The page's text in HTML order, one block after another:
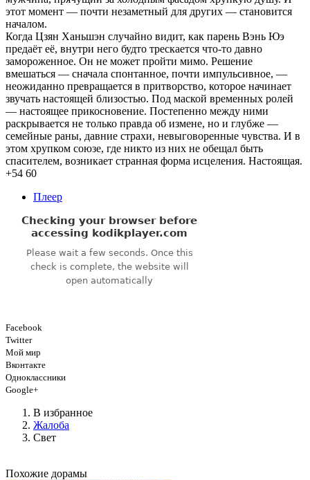
этот момент — почти незаметный для других — становится
началом.
Когда Цзян Ханьшэн случайно видит, как парень Вэнь Юэ
предаёт её, внутри него будто трескается что-то давно
замороженное. Он не может пройти мимо. Решение
вмешаться — сначала спонтанное, почти импульсивное, —
неожиданно превращается в притворство, которое начинает
звучать настоящей близостью. Под маской временных ролей
— настоящее прикосновение. Постепенно между ними
раскрывается не только правда об измене, но и глубже —
семейные раны, давние страхи, невыговоренные чувства. И в
этом хрупком союзе, где никто из них не обещал быть
спасителем, возникает странная форма исцеления. Настоящая.
+54 60
Плеер
Facebook
Twitter
Мой мир
Вконтакте
Одноклассники
Google+
В избранное
Жалоба
Свет
Похожие дорамы